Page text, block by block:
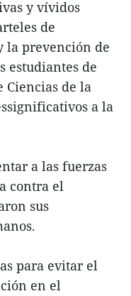
y vívidos
de
la prevención de
estudiantes de
Ciencias de la
a la
a las fuerzas
contra el
sus
para evitar el
en el